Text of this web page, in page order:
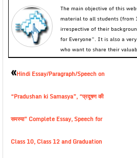
The main objective of this
material to all students (from
irrespective of their
for Everyone”. It is also a
who want to share their
«Hindi Essay/Paragraph/Speech on
“Pradushan ki Samasya”, “प्रदूषण की
समस्या” Complete Essay, Speech for
Class 10, Class 12 and Graduation